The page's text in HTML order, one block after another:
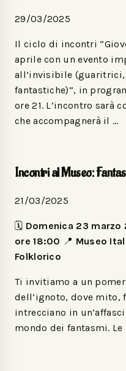
29/03/2025
Il ciclo di incontri
aprile con un evento
all’invisibile
fantastiche)”, in
ore 21. L’incontro sarà
che accompagnerà il …
Incontri al Museo:
21/03/2025
🗓️ Domenica 23 marzo
ore 18:00 📍 Museo
Folklorico
Ti invitiamo a un
dell’ignoto, dove mito,
intrecciano in
mondo dei fantasmi. Le